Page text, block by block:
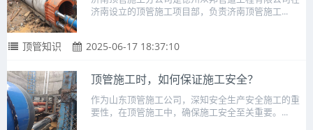
济南设立的顶管施工项目部，负责济南顶管施工...
顶管知识 2025-06-17 18:37:10
顶管施工时，如何保证施工安全？
作为山东顶管施工公司，深知安全生产安全施工的重
要性，在顶管施工中，确保施工安全至关重要。...